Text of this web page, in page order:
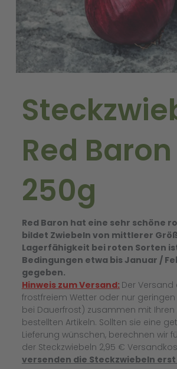
Red Baron
250g
Red Baron hat eine sehr schöne
bildet Zwiebeln von mittlerer
Lagerfähigkeit bei roten Sorten
Bedingungen etwa bis Januar /
gegeben.
Hinweis zum Versand: Der
frostfreiem Wetter oder nur
bei Dauerfrost) zusammen mit
bestellten Artikeln. Sollten sie eine
Lieferung wünschen, berechnen wir
der Steckzwiebeln 2,95 €
versenden die Steckzwiebeln erst